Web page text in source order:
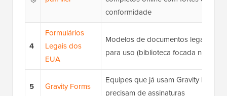
conformidade
4
Formulários
Legais dos
EUA
Modelos de documentos legais
para uso (biblioteca focada nos
5 Gravity Forms
Equipes que já usam Gravity Forms
precisam de assinaturas